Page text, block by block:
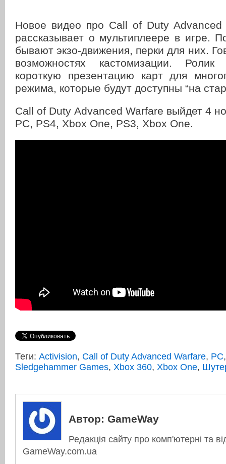
Новое видео про Call of Duty Advanced
рассказывает о мультиплеере в игре.
бывают экзо-движения, перки для них.
возможностях кастомизации.
короткую презентацию карт для
режима, которые будут доступны “на
Call of Duty Advanced Warfare выйдет 4
PC, PS4, Xbox One, PS3, Xbox One.
Теги: Activision, Call of Duty Advanced Warfare, PC
Sledgehammer Games, Xbox 360, Xbox One,
Автор: GameWay
Редакція сайту про комп'ютерні та
GameWay.com.ua